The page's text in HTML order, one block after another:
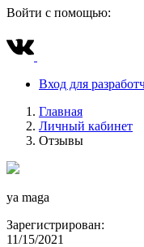
Войти с помощью:
Вход для
Главная
Личный кабинет
Отзывы
ya maga
Зарегистрирован:
11/15/2021